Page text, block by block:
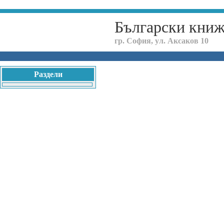
Български
гр. София, ул. Аксаков 10
Раздели